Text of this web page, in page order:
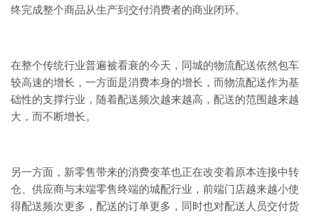
终完成整个商品从生产到交付消费者的商业闭环。
在整个传统行业普遍被看衰的今天，同城的物流配送依然包车
较高速的增长，一方面是消费本身的增长，而物流配送作为基
础性的支撑行业，随着配送频次越来越高，配送的范围越来越
大，而不断增长。
另一方面，新零售带来的消费变革也正在改变着原本连接中转
仓、供应商与末端零售终端的城配行业，前端门店越来越小使
得配送频次更多，配送的订单更多，同时也对配送人员交付货